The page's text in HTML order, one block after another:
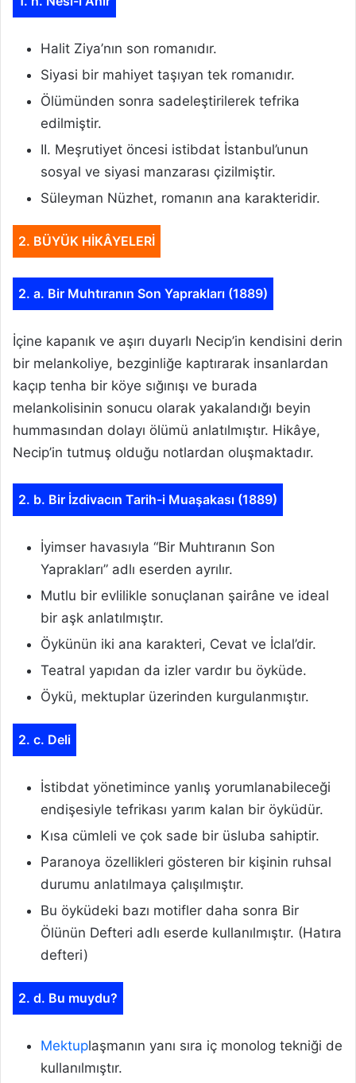
Halit Ziya’nın son romanıdır.
Siyasi bir mahiyet taşıyan tek romanıdır.
Ölümünden sonra sadeleştirilerek tefrika
edilmiştir.
II. Meşrutiyet öncesi istibdat İstanbul’unun
sosyal ve siyasi manzarası çizilmiştir.
Süleyman Nüzhet, romanın ana karakteridir.
2. BÜYÜK HİKÂYELERİ
2. a. Bir Muhtıranın Son Yaprakları (1889)
İçine kapanık ve aşırı duyarlı Necip’in kendisini derin
bir melankoliye, bezginliğe kaptırarak insanlardan
kaçıp tenha bir köye sığınışı ve burada
melankolisinin sonucu olarak yakalandığı beyin
hummasından dolayı ölümü anlatılmıştır. Hikâye,
Necip’in tutmuş olduğu notlardan oluşmaktadır.
2. b. Bir İzdivacın Tarih-i Muaşakası (1889)
İyimser havasıyla “Bir Muhtıranın Son
Yaprakları” adlı eserden ayrılır.
Mutlu bir evlilikle sonuçlanan şairâne ve ideal
bir aşk anlatılmıştır.
Öykünün iki ana karakteri, Cevat ve İclal’dir.
Teatral yapıdan da izler vardır bu öyküde.
Öykü, mektuplar üzerinden kurgulanmıştır.
2. c. Deli
İstibdat yönetimince yanlış yorumlanabileceği
endişesiyle tefrikası yarım kalan bir öyküdür.
Kısa cümleli ve çok sade bir üsluba sahiptir.
Paranoya özellikleri gösteren bir kişinin ruhsal
durumu anlatılmaya çalışılmıştır.
Bu öyküdeki bazı motifler daha sonra Bir
Ölünün Defteri adlı eserde kullanılmıştır. (Hatıra
defteri)
2. d. Bu muydu?
Mektuplaşmanın yanı sıra iç monolog tekniği de
kullanılmıştır.